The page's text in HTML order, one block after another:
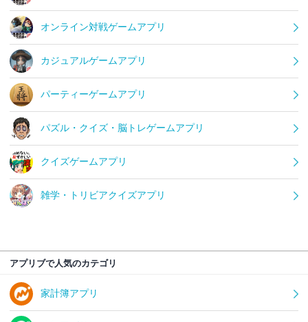
オンライン対戦ゲームアプリ
カジュアルゲームアプリ
パーティーゲームアプリ
パズル・クイズ・脳トレゲームアプリ
クイズゲームアプリ
雑学・トリビアクイズアプリ
アプリブで人気のカテゴリ
家計簿アプリ